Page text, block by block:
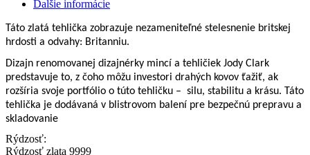
Ďalšie informácie
Táto zlatá tehlička zobrazuje nezameniteľné stelesnenie britskej
hrdosti a odvahy: Britanniu.
Dizajn renomovanej dizajnérky mincí a tehličiek Jody Clark
predstavuje to, z čoho môžu investori drahých kovov ťažiť, ak
rozšíria svoje portfólio o túto tehličku – silu, stabilitu a krásu. Táto
tehlička je dodávaná v blistrovom balení pre bezpečnú prepravu a
skladovanie
Rýdzosť:
Rýdzosť zlata 9999